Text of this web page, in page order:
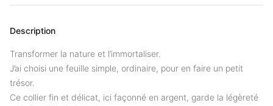
Description
Transformer la nature et l’immortaliser.
J’ai choisi une feuille simple, ordinaire, pour en faire un petit
trésor.
Ce collier fin et délicat, ici façonné en argent, garde la légèreté